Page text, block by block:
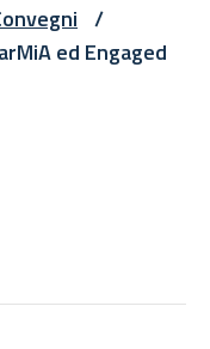
/
ed Engaged